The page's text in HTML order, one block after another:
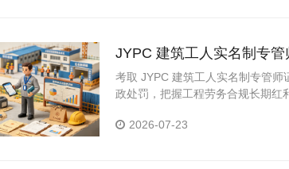
JYPC 建筑工人实名制专
考取 JYPC 建筑工人实名制专管
政处罚，把握工程劳务合规长期红
2026-07-23